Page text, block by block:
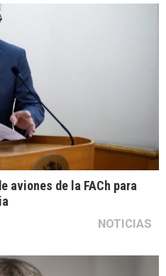
aviones de la FACh para
NOTICIAS